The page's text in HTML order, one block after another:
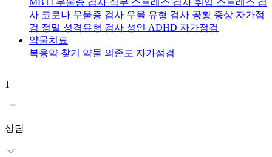
MBTI 우울증 검사 직무 스트레스 검사 취업 스트레스 검
사 코로나 우울증 검사 우울 유형 검사 공황 증상 자가점
검 정밀 성격유형 검사 성인 ADHD 자가점검
약물치료
복용약 찾기 약물 의존도 자가점검
1
상담